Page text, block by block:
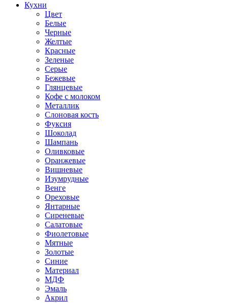
Кухни
Цвет
Белые
Черные
Желтые
Красные
Зеленые
Серые
Бежевые
Глянцевые
Кофе с молоком
Металлик
Слоновая кость
Фуксия
Шоколад
Шампань
Оливковые
Оранжевые
Вишневые
Изумрудные
Венге
Ореховые
Янтарные
Сиреневые
Салатовые
Фиолетовые
Мятные
Золотые
Синие
Материал
МДФ
Эмаль
Акрил